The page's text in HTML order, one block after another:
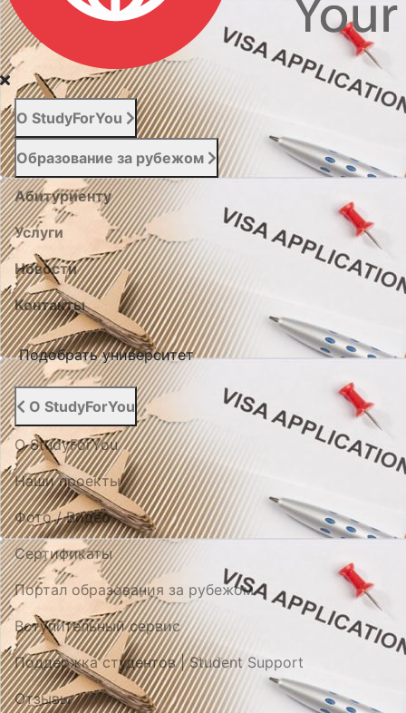
О StudyForYou
Образование за рубежом
Абитуриенту
Услуги
Новости
Контакты
Подобрать университет
О StudyForYou
О StudyForYou
Наши проекты
Фото / Видео
Cертификаты
Портал образования за рубежом
Вступительный сервис
Поддержка студентов | Student Support
Отзывы